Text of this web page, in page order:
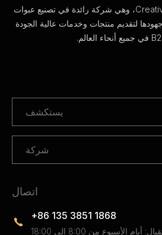
اكتشف شركة Creative Packing، وهي شركة رائدة في تصنيع عبوات
لتقديم منتجات وخدمات عالية الجودة
يستكشف
شركة
اتصال
+86 135 3851 1868
الأسبوع من 8:00 إلى 18:00